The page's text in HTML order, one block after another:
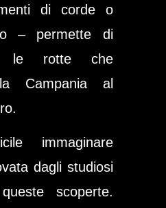
di corde o
– permette di
le rotte che
Campania al
immaginare
dagli studiosi
scoperte.